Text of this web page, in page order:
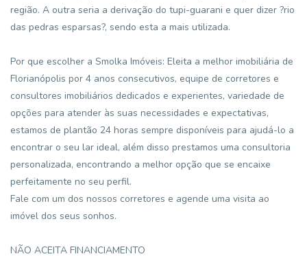
região. A outra seria a derivação do tupi-guarani e quer dizer ?rio
das pedras esparsas?, sendo esta a mais utilizada.
Por que escolher a Smolka Imóveis: Eleita a melhor imobiliária de
Florianópolis por 4 anos consecutivos, equipe de corretores e
consultores imobiliários dedicados e experientes, variedade de
opções para atender às suas necessidades e expectativas,
estamos de plantão 24 horas sempre disponíveis para ajudá-lo a
encontrar o seu lar ideal, além disso prestamos uma consultoria
personalizada, encontrando a melhor opção que se encaixe
perfeitamente no seu perfil.
Fale com um dos nossos corretores e agende uma visita ao
imóvel dos seus sonhos.
NÃO ACEITA FINANCIAMENTO